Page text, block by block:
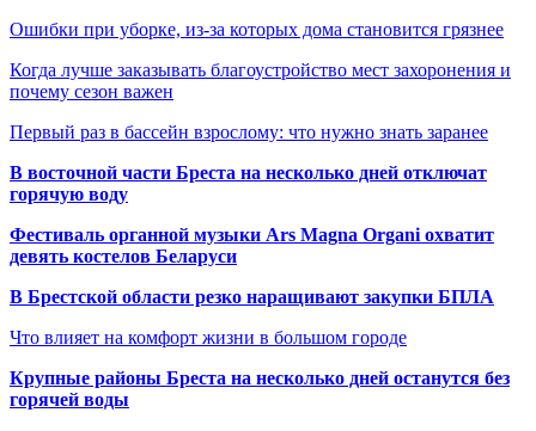
Ошибки при уборке, из-за которых дома становится грязнее
Когда лучше заказывать благоустройство мест захоронения и
почему сезон важен
Первый раз в бассейн взрослому: что нужно знать заранее
В восточной части Бреста на несколько дней отключат
горячую воду
Фестиваль органной музыки Ars Magna Organi охватит
девять костелов Беларуси
В Брестской области резко наращивают закупки БПЛА
Что влияет на комфорт жизни в большом городе
Крупные районы Бреста на несколько дней останутся без
горячей воды